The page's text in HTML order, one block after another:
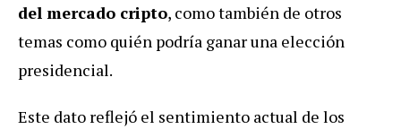
del mercado cripto, como también de otros
temas como quién podría ganar una elección
presidencial.
Este dato reflejó el sentimiento actual de los